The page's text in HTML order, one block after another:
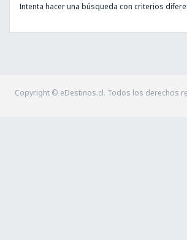
Intenta hacer una búsqueda con criterios
Copyright © eDestinos.cl. Todos los derechos